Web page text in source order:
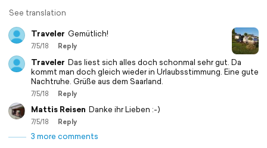
See translation
Traveler Gemütlich!
7/5/18 Reply
Traveler Das liest sich alles doch schonmal sehr gut. Da
kommt man doch gleich wieder in Urlaubsstimmung. Eine gute
Nachtruhe. Grüße aus dem Saarland.
7/5/18 Reply
Mattis Reisen Danke ihr Lieben :-)
7/5/18 Reply
3 more comments